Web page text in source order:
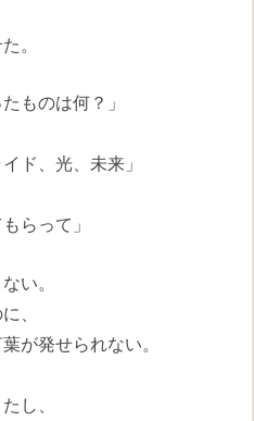
。
ものは何？」
ド、光、未来」
らって」
い。
、
が発せられない。
し、